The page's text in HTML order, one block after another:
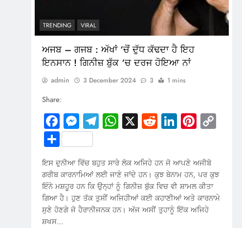
TRENDING VIRAL
ਅਜਬ – ਗਜਬ : ਅੱਖਾਂ ‘ਚੋਂ ਦੁੱਧ ਕੱਢਦਾ ਹੈ ਇਹ
ਇਨਸਾਨ ! ਗਿਨੀਜ਼ ਬੁੱਕ ‘ਚ ਦਰਜ ਹੋਇਆ ਨਾਂ
admin 3 December 2024 3 1 mins
Share:
Facebook
Messenger
Telegram
WhatsApp
X RedditLinkedInPinterest
Share
ਇਸ ਦੁਨੀਆ ਵਿੱਚ ਬਹੁਤ ਸਾਰੇ ਲੋਕ ਅਜਿਹੇ ਹਨ ਜੋ ਆਪਣੇ ਅਜੀਬੋ
ਗਰੀਬ ਕਾਰਨਾਮਿਆਂ ਲਈ ਜਾਣੇ ਜਾਂਦੇ ਹਨ। ਕੁਝ ਬੇਨਾਮ ਹਨ, ਪਰ ਕੁਝ
ਇੰਨੇ ਮਸ਼ਹੂਰ ਹਨ ਕਿ ਉਨ੍ਹਾਂ ਨੂੰ ਗਿਨੀਜ਼ ਬੁੱਕ ਵਿਚ ਵੀ ਸ਼ਾਮਲ ਕੀਤਾ
ਗਿਆ ਹੈ। ਹੁਣ ਤੱਕ ਤੁਸੀਂ ਅਜਿਹੀਆਂ ਕਈ ਕਹਾਣੀਆਂ ਅਤੇ ਕਾਰਨਾਮੇ
ਸੁਣੇ ਹੋਣਗੇ ਜੋ ਹੈਰਾਨੀਜਨਕ ਹਨ। ਅੱਜ ਅਸੀਂ ਤੁਹਾਨੂੰ ਇੱਕ ਅਜਿਹੇ
ਸ਼ਖਸ…